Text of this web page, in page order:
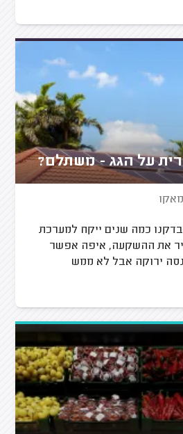
על הגג - משתלם?
כמה שנים ייקח למערכת
את ההשקעה, איפה אפשר
ירוקה אבל לא ממש